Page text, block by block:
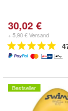
30,02 €
+ 5,90 € Versand
Bestseller